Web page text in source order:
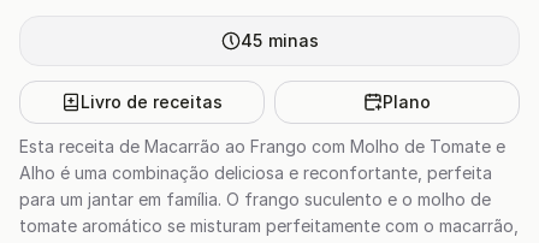
45 minas
Livro de receitas Plano
Esta receita de Macarrão ao Frango com Molho de Tomate e
Alho é uma combinação deliciosa e reconfortante, perfeita
para um jantar em família. O frango suculento e o molho de
tomate aromático se misturam perfeitamente com o macarrão,